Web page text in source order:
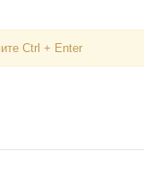
Ctrl + Enter